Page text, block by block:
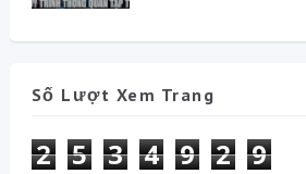
Số Lượt Xem Trang
2 5 3 4 9 2 9